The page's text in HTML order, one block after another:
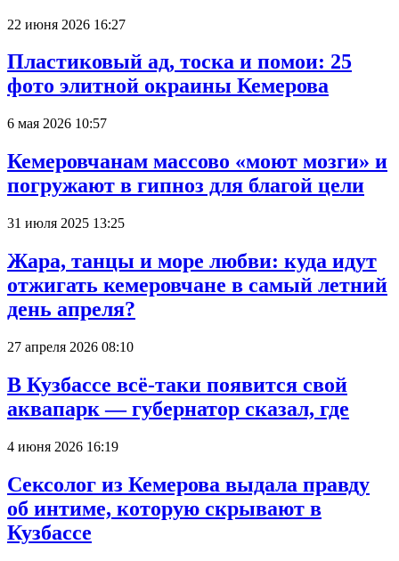
22 июня 2026 16:27
Пластиковый ад, тоска и помои: 25
фото элитной окраины Кемерова
6 мая 2026 10:57
Кемеровчанам массово «моют мозги» и
погружают в гипноз для благой цели
31 июля 2025 13:25
Жара, танцы и море любви: куда идут
отжигать кемеровчане в самый летний
день апреля?
27 апреля 2026 08:10
В Кузбассе всё-таки появится свой
аквапарк — губернатор сказал, где
4 июня 2026 16:19
Сексолог из Кемерова выдала правду
об интиме, которую скрывают в
Кузбассе